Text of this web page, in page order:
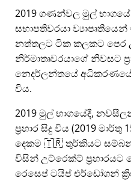
2019 ගණන්වල මුල්
සභාපතිවරයා
නත්තලට ටික කලකට පෙර
නිර්මාතෘවරයාගේ නිවසට
නෙදර්ලන්තයේ
විය.
2019 මුල් භාගයේදී,
ප්‍රහාර සිදු විය (2019
දෙකම 🇹🇷 තුර්කියට
විසින් උට්රෙක්ට් ප්‍රහාරයට
රෙසෙප් ටයිප් එර්ඩෝගන්